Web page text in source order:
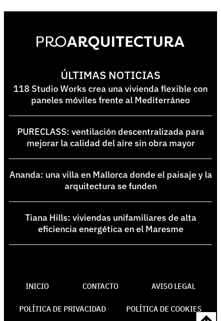
ÚLTIMAS NOTICIAS
118 Studio Works crea una vivienda flexible con
paneles móviles frente al Mediterráneo
PURECLASS: ventilación descentralizada para
mejorar la calidad del aire sin obra mayor
Ananda: una villa en Mallorca donde el paisaje y la
arquitectura se funden
Tiana Hills: viviendas unifamiliares de alta
eficiencia energética en el Maresme
INICIO CONTACTO AVISO LEGAL
POLÍTICA DE PRIVACIDAD POLÍTICA DE COOKIES